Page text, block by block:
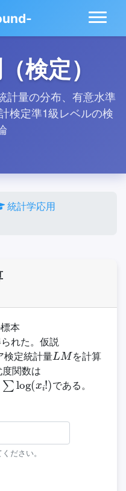
検定）
計量の分布、有意水準
検定準1級レベルの検
統計学応用
本
れた。仮説
検定統計量
LM
を計算
関数は
i!)
である。
ださい。